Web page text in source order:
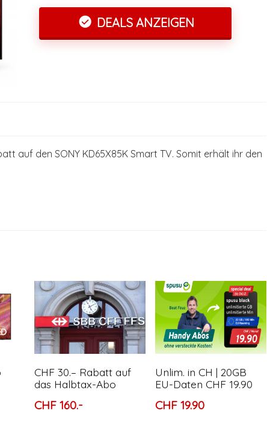
DEALS ANZEIGEN
auf den SONY KD65X85K Smart TV. Somit erhält ihr den
CHF 30.– Rabatt auf
das Halbtax-Abo
CHF 160.-
Unlim. in CH | 20GB
EU-Daten CHF 19.90
CHF 19.90